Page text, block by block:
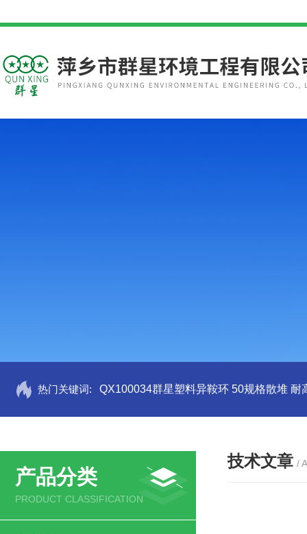
热门关键词: QX100034群星塑料异鞍环 50规格散堆 耐
产品分类
PRODUCT CLASSIFICATION
技术文章 /